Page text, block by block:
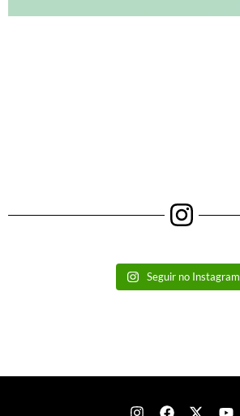
Seguir no Instagram